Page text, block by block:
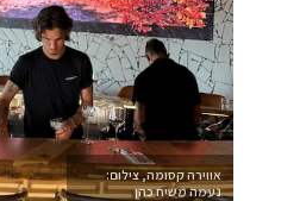
אווירה קסומה, צילום:
נעמה משיח כהן